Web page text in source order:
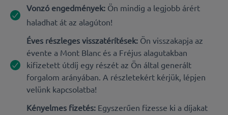
Vonzó engedmények: Ön mindig a legjobb árért
haladhat át az alagúton!
Éves részleges visszatérítések: Ön visszakapja az
évente a Mont Blanc és a Fréjus alagutakban
kifizetett útdíj egy részét az Ön által generált
forgalom arányában. A részletekért kérjük, lépjen
velünk kapcsolatba!
Kényelmes fizetés: Egyszerűen fizesse ki a díjakat